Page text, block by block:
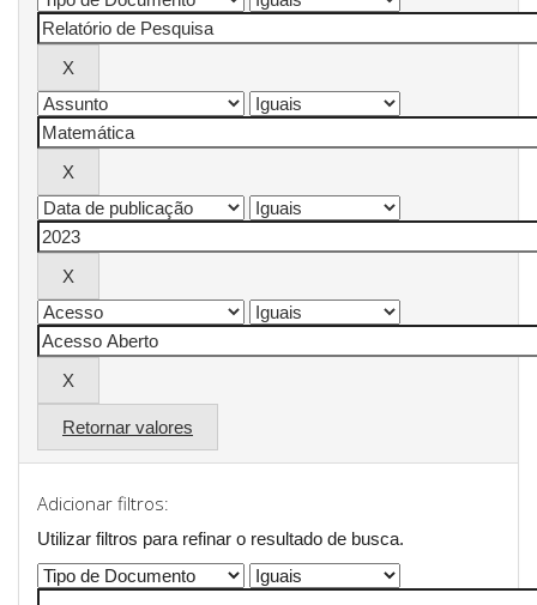
Retornar valores
Adicionar filtros:
Utilizar filtros para refinar o resultado de busca.